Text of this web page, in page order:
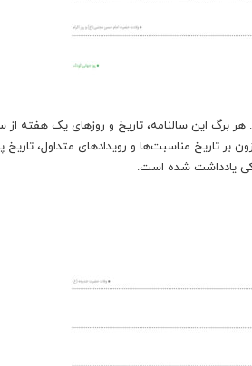
برگ با بهای ۲۱ هزار تومان منتشر شده است. هر برگ این سالنامه، تاریخ و روزهای یک هفته
بر تاریخ مناسبت‌ها و رویدادهای متداول، تاریخ
یادداشت شده است.